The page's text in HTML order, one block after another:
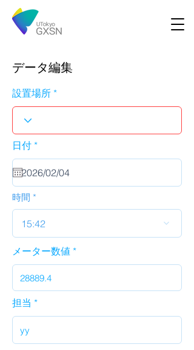
データ編集
設置場所
日付 *r
u
i
d
時間
15:42
メーター数値
担当